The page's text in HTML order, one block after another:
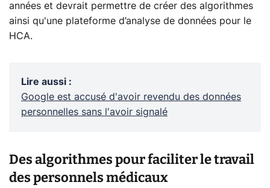
années et devrait permettre de créer des algorithmes
ainsi qu'une plateforme d’analyse de données pour le
HCA.
Lire aussi :
Google est accusé d'avoir revendu des données
personnelles sans l'avoir signalé
Des algorithmes pour faciliter le travail
des personnels médicaux